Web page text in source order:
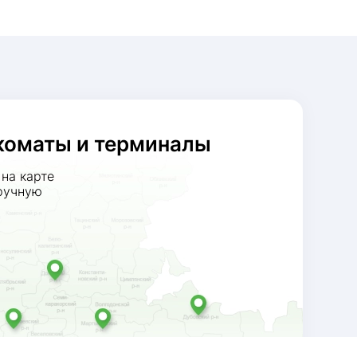
и терминалы
карте